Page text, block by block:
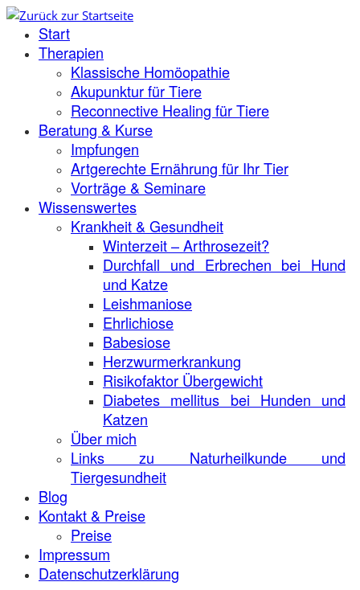
Zum
Inhalt
springen
Start
Therapien
Klassische Homöopathie
Akupunktur für Tiere
Reconnective Healing für Tiere
Beratung & Kurse
Impfungen
Artgerechte Ernährung für Ihr Tier
Vorträge & Seminare
Wissenswertes
Krankheit & Gesundheit
Winterzeit – Arthrosezeit?
Durchfall und Erbrechen bei Hund
und Katze
Leishmaniose
Ehrlichiose
Babesiose
Herzwurmerkrankung
Risikofaktor Übergewicht
Diabetes mellitus bei Hunden und
Katzen
Über mich
Links zu Naturheilkunde und
Tiergesundheit
Blog
Kontakt & Preise
Preise
Impressum
Datenschutzerklärung